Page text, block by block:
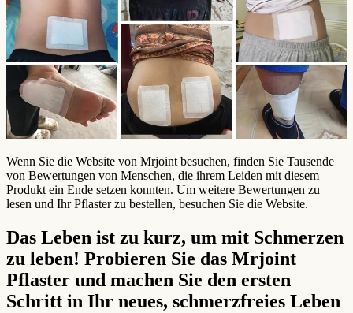
Wenn Sie die Website von Mrjoint besuchen, finden Sie Tausende
von Bewertungen von Menschen, die ihrem Leiden mit diesem
Produkt ein Ende setzen konnten. Um weitere Bewertungen zu
lesen und Ihr Pflaster zu bestellen, besuchen Sie die Website.
Das Leben ist zu kurz, um mit Schmerzen
zu leben! Probieren Sie das Mrjoint
Pflaster und machen Sie den ersten
Schritt in Ihr neues, schmerzfreies Leben